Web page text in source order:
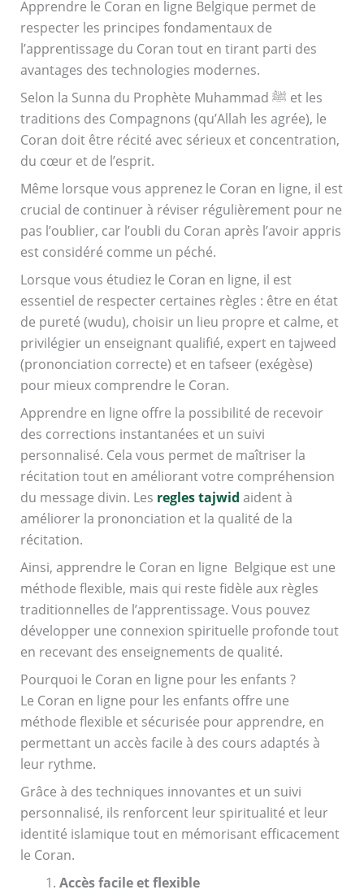
Apprendre le Coran en ligne Belgique permet de
respecter les principes fondamentaux de
l’apprentissage du Coran tout en tirant parti des
avantages des technologies modernes.
Selon la Sunna du Prophète Muhammad ﷺ et les
traditions des Compagnons (qu’Allah les agrée), le
Coran doit être récité avec sérieux et concentration,
du cœur et de l’esprit.
Même lorsque vous apprenez le Coran en ligne, il est
crucial de continuer à réviser régulièrement pour ne
pas l’oublier, car l’oubli du Coran après l’avoir appris
est considéré comme un péché.
Lorsque vous étudiez le Coran en ligne, il est
essentiel de respecter certaines règles : être en état
de pureté (wudu), choisir un lieu propre et calme, et
privilégier un enseignant qualifié, expert en tajweed
(prononciation correcte) et en tafseer (exégèse)
pour mieux comprendre le Coran.
Apprendre en ligne offre la possibilité de recevoir
des corrections instantanées et un suivi
personnalisé. Cela vous permet de maîtriser la
récitation tout en améliorant votre compréhension
du message divin. Les regles tajwid aident à
améliorer la prononciation et la qualité de la
récitation.
Ainsi, apprendre le Coran en ligne Belgique est une
méthode flexible, mais qui reste fidèle aux règles
traditionnelles de l’apprentissage. Vous pouvez
développer une connexion spirituelle profonde tout
en recevant des enseignements de qualité.
Pourquoi le Coran en ligne pour les enfants ?
Le Coran en ligne pour les enfants offre une
méthode flexible et sécurisée pour apprendre, en
permettant un accès facile à des cours adaptés à
leur rythme.
Grâce à des techniques innovantes et un suivi
personnalisé, ils renforcent leur spiritualité et leur
identité islamique tout en mémorisant efficacement
le Coran.
Accès facile et flexible